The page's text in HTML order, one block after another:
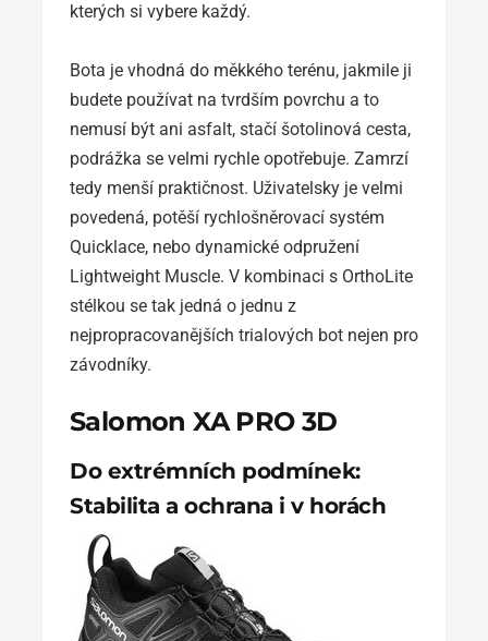
kterých si vybere každý.
Bota je vhodná do měkkého terénu, jakmile ji
budete používat na tvrdším povrchu a to
nemusí být ani asfalt, stačí šotolinová cesta,
podrážka se velmi rychle opotřebuje. Zamrzí
tedy menší praktičnost. Uživatelsky je velmi
povedená, potěší rychlošněrovací systém
Quicklace, nebo dynamické odpružení
Lightweight Muscle. V kombinaci s OrthoLite
stélkou se tak jedná o jednu z
nejpropracovanějších trialových bot nejen pro
závodníky.
Salomon XA PRO 3D
Do extrémních podmínek:
Stabilita a ochrana i v horách